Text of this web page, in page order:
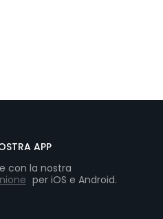
APP
con la nostra
per iOS e Android.